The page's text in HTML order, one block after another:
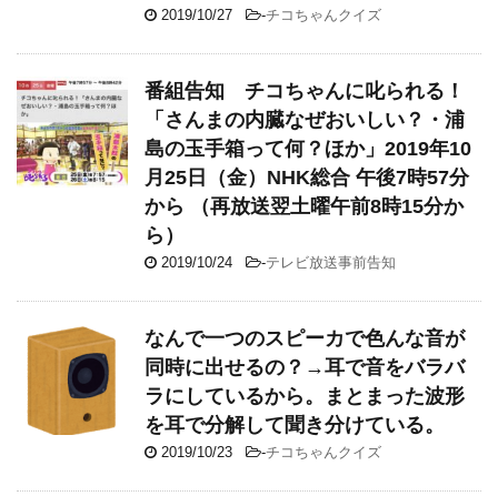
2019/10/27 -チコちゃんクイズ
番組告知 チコちゃんに叱られる！
「さんまの内臓なぜおいしい？・浦
島の玉手箱って何？ほか」2019年10
月25日（金）NHK総合 午後7時57分
から （再放送翌土曜午前8時15分か
ら）
2019/10/24 -テレビ放送事前告知
なんで一つのスピーカで色んな音が
同時に出せるの？→耳で音をバラバ
ラにしているから。まとまった波形
を耳で分解して聞き分けている。
2019/10/23 -チコちゃんクイズ